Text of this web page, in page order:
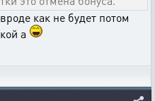
как не будет потом
а